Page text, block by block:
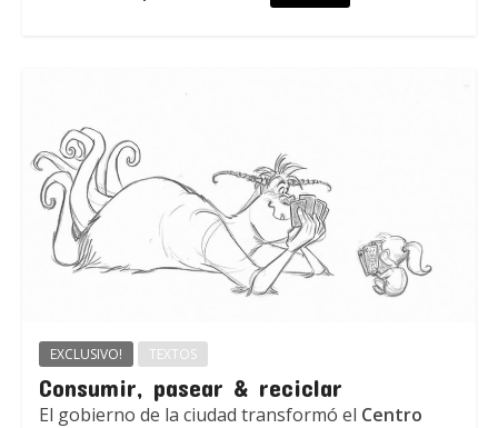
EXCLUSIVO! TEXTOS
Consumir, pasear & reciclar
El gobierno de la ciudad transformó el Centro